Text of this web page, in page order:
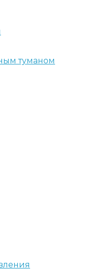
туманом